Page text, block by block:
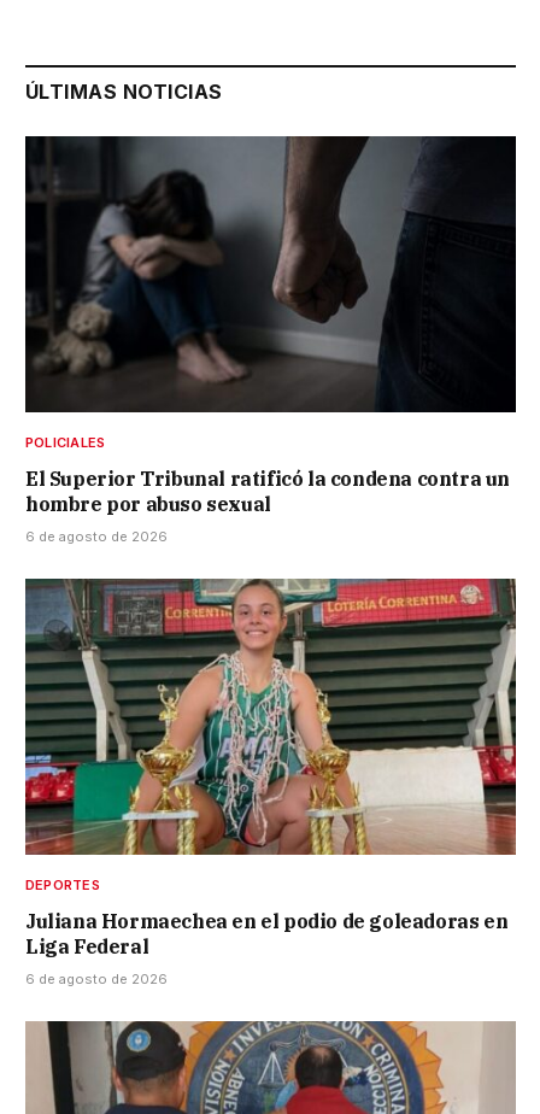
ÚLTIMAS NOTICIAS
POLICIALES
El Superior Tribunal ratificó la condena contra un
hombre por abuso sexual
6 de agosto de 2026
DEPORTES
Juliana Hormaechea en el podio de goleadoras en
Liga Federal
6 de agosto de 2026